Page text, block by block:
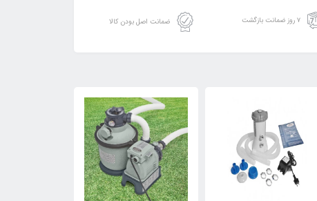
۷ روز ضمانت بازگشت ضمانت اصل بودن کالا